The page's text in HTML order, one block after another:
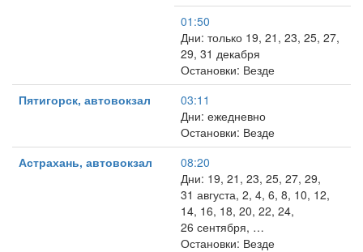
01:50
Дни: только 19, 21, 23, 25, 27,
29, 31 декабря
Остановки: Везде
Пятигорск, автовокзал
03:11
Дни: ежедневно
Остановки: Везде
Астрахань, автовокзал
08:20
Дни: 19, 21, 23, 25, 27, 29,
31 августа, 2, 4, 6, 8, 10, 12,
14, 16, 18, 20, 22, 24,
26 сентября, …
Остановки: Везде